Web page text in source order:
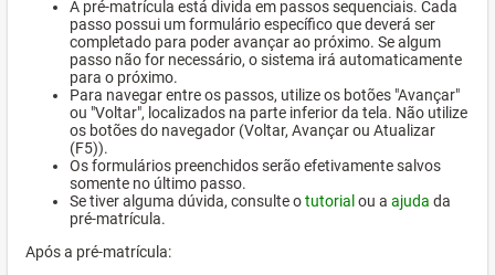
A pré-matrícula está divida em passos sequenciais. Cada
passo possui um formulário específico que deverá ser
completado para poder avançar ao próximo. Se algum
passo não for necessário, o sistema irá automaticamente
para o próximo.
Para navegar entre os passos, utilize os botões "Avançar"
ou "Voltar", localizados na parte inferior da tela. Não utilize
os botões do navegador (Voltar, Avançar ou Atualizar
(F5)).
Os formulários preenchidos serão efetivamente salvos
somente no último passo.
Se tiver alguma dúvida, consulte otutorial ou a ajuda da
pré-matrícula.
Após a pré-matrícula: